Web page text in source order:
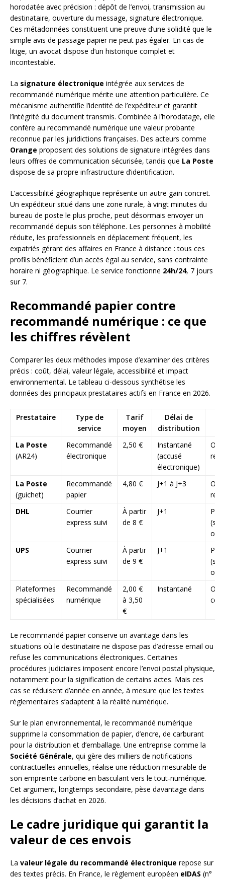
horodatée avec précision : dépôt de l’envoi, transmission au
destinataire, ouverture du message, signature électronique.
Ces métadonnées constituent une preuve d’une solidité que le
simple avis de passage papier ne peut pas égaler. En cas de
litige, un avocat dispose d’un historique complet et
incontestable.
La signature électronique intégrée aux services de
recommandé numérique mérite une attention particulière. Ce
mécanisme authentifie l’identité de l’expéditeur et garantit
l’intégrité du document transmis. Combinée à l’horodatage, elle
confère au recommandé numérique une valeur probante
reconnue par les juridictions françaises. Des acteurs comme
Orange proposent des solutions de signature intégrées dans
leurs offres de communication sécurisée, tandis que La Poste
dispose de sa propre infrastructure d’identification.
L’accessibilité géographique représente un autre gain concret.
Un expéditeur situé dans une zone rurale, à vingt minutes du
bureau de poste le plus proche, peut désormais envoyer un
recommandé depuis son téléphone. Les personnes à mobilité
réduite, les professionnels en déplacement fréquent, les
expatriés gérant des affaires en France à distance : tous ces
profils bénéficient d’un accès égal au service, sans contrainte
horaire ni géographique. Le service fonctionne 24h/24, 7 jours
sur 7.
Recommandé papier contre
recommandé numérique : ce que
les chiffres révèlent
Comparer les deux méthodes impose d’examiner des critères
précis : coût, délai, valeur légale, accessibilité et impact
environnemental. Le tableau ci-dessous synthétise les
données des principaux prestataires actifs en France en 2026.
Prestataire
Type de
service
Tarif
moyen
Délai de
distribution
La Poste
(AR24)
Recommandé
électronique
2,50 €
Instantané
(accusé
électronique)
Oui,
La Poste
(guichet)
Recommandé
papier
4,80 € J+1 à J+3
Oui,
DHL
Courrier
express suivi
À partir
de 8 €
J+1
UPS
Courrier
express suivi
À partir
de 9 €
J+1
Plateformes
spécialisées
Recommandé
numérique
2,00 €
à 3,50
€
Instantané
Le recommandé papier conserve un avantage dans les
situations où le destinataire ne dispose pas d’adresse email ou
refuse les communications électroniques. Certaines
procédures judiciaires imposent encore l’envoi postal physique,
notamment pour la signification de certains actes. Mais ces
cas se réduisent d’année en année, à mesure que les textes
réglementaires s’adaptent à la réalité numérique.
Sur le plan environnemental, le recommandé numérique
supprime la consommation de papier, d’encre, de carburant
pour la distribution et d’emballage. Une entreprise comme la
Société Générale, qui gère des milliers de notifications
contractuelles annuelles, réalise une réduction mesurable de
son empreinte carbone en basculant vers le tout-numérique.
Cet argument, longtemps secondaire, pèse davantage dans
les décisions d’achat en 2026.
Le cadre juridique qui garantit la
valeur de ces envois
La valeur légale du recommandé électronique repose sur
des textes précis. En France, le règlement européen eIDAS (n°